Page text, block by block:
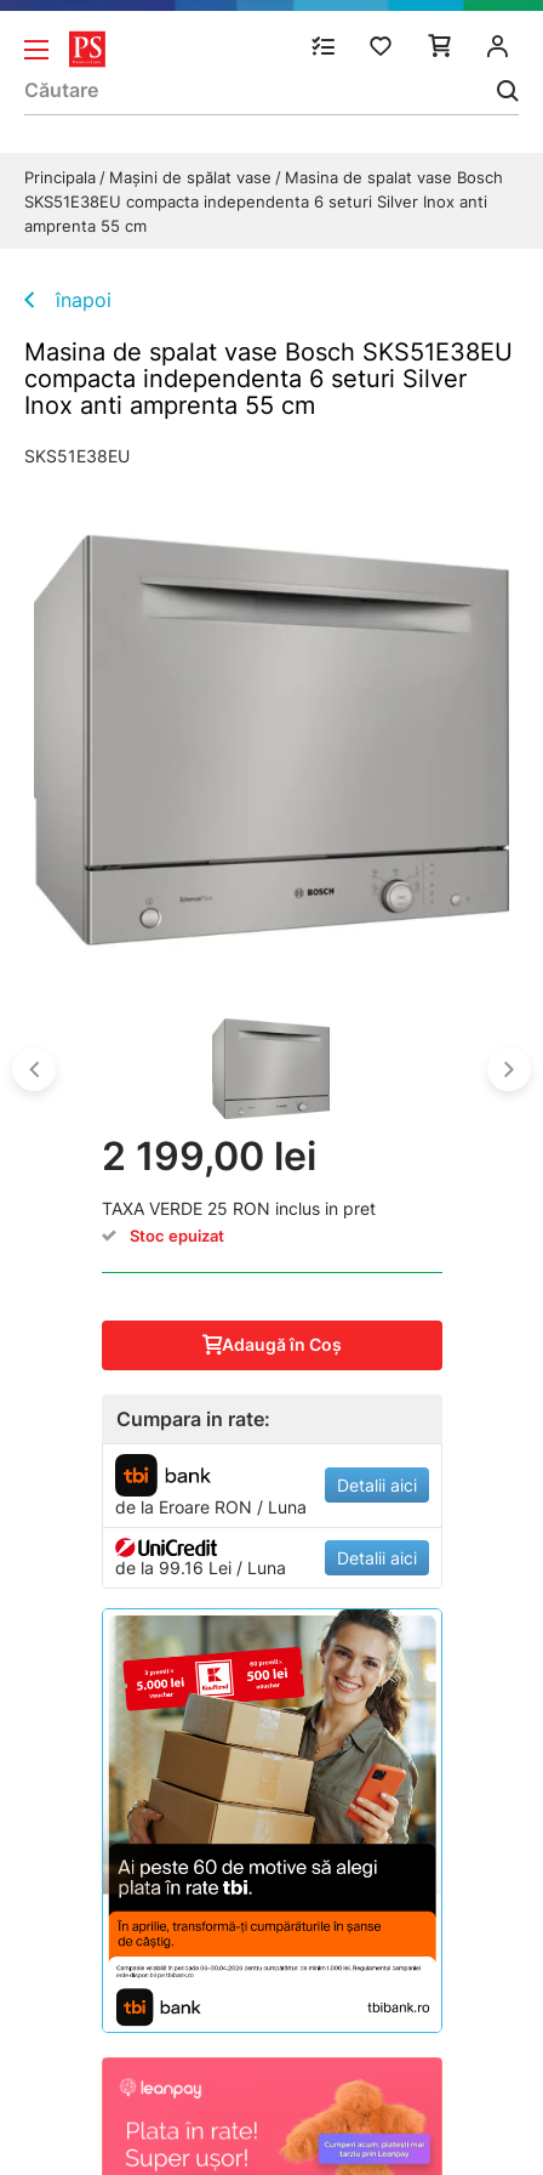
Principala Mașini de spălat vase
Masina de spalat vase Bosch
SKS51E38EU compacta independenta 6 seturi Silver Inox anti
amprenta 55 cm
înapoi
Masina de spalat vase Bosch SKS51E38EU
compacta independenta 6 seturi Silver
Inox anti amprenta 55 cm
SKS51E38EU
2 199,00 lei
TAXA VERDE 25 RON inclus in pret
Stoc epuizat
Adaugă în Coş
Cumpara in rate:
de la EroareRON / Luna
Detalii aici
de la 99.16 Lei / Luna Detalii aici